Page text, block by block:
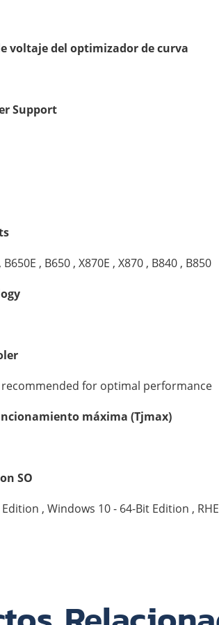
voltaje del optimizador de curva
Support
, B650 , X870E , X870 , B840 , B850
for optimal performance
máxima (Tjmax)
SO
, Windows 10 - 64-Bit Edition ,